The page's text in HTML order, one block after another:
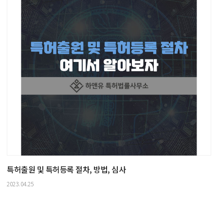
특허출원 및 특허등록 절차, 방법, 심사
2023.04.25